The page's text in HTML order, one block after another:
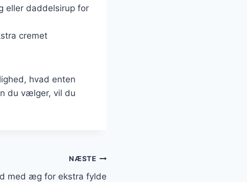
eller daddelsirup for
cremet
hvad enten
du vælger, vil du
NÆSTE
med æg for ekstra fylde